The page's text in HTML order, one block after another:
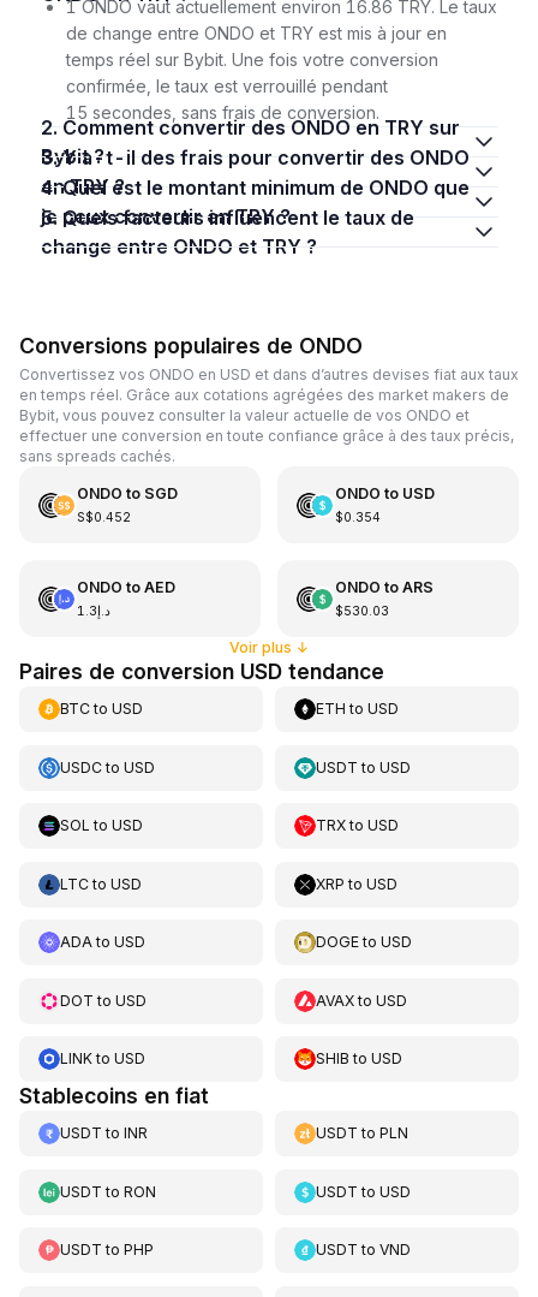
1 ONDO vaut actuellement environ 16.86 TRY. Le taux
de change entre ONDO et TRY est mis à jour en
temps réel sur Bybit. Une fois votre conversion
confirmée, le taux est verrouillé pendant
15 secondes, sans frais de conversion.
2. Comment convertir des ONDO en TRY sur
Bybit ?
3. Y a-t-il des frais pour convertir des ONDO
en TRY ?
4. Quel est le montant minimum de ONDO que
je peux convertir en TRY ?
5. Quels facteurs influencent le taux de
change entre ONDO et TRY ?
Conversions populaires de ONDO
Convertissez vos ONDO en USD et dans d’autres devises fiat aux taux
en temps réel. Grâce aux cotations agrégées des market makers de
Bybit, vous pouvez consulter la valeur actuelle de vos ONDO et
effectuer une conversion en toute confiance grâce à des taux précis,
sans spreads cachés.
ONDO to SGD
S$0.452
ONDO to USD
$0.354
ONDO to AED
د.إ1.3
ONDO to ARS
$530.03
Voir plus ↓
Paires de conversion USD tendance
BTCto USD ETH toUSD
USDCto USD USDT toUSD
SOL to USD TRXtoUSD
LTCto USD XRP toUSD
ADAto USD DOGEtoUSD
DOT to USD AVAXtoUSD
LINKto USD SHIB toUSD
Stablecoins en fiat
USDT to INR USDT toPLN
USDT to RON USDT toUSD
USDT to PHP USDT toVND